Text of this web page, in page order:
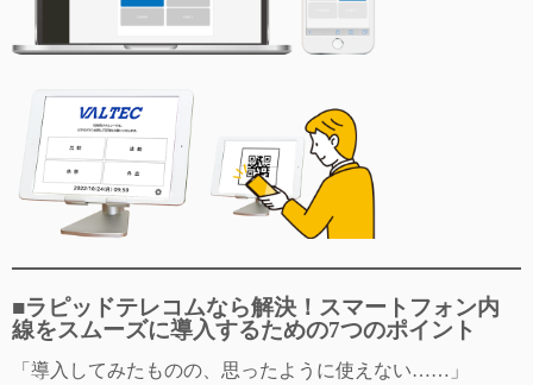
■ラピッドテレコムなら解決！スマートフォン内
線をスムーズに導入するための7つのポイント
「導入してみたものの、思ったように使えない……」